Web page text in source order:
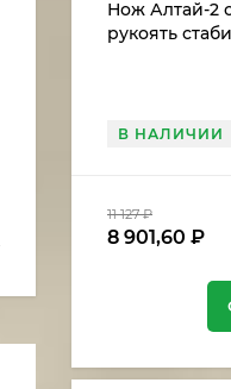
Нож Алтай-2
рукоять
В НАЛИЧИИ
11 127₽
8 901,60 ₽